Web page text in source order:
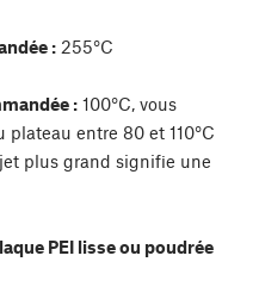
: 255°C
: 100°C, vous
entre 80 et 110°C
plus grand signifie une
PEI lisse ou poudrée